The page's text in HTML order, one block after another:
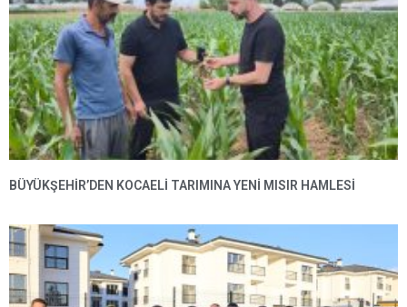
BÜYÜKŞEHIR’DEN KOCAELI TARIMINA YENI MISIR HAMLESI